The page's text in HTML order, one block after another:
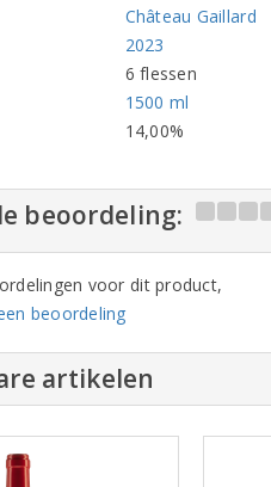
Château Gaillard
2023
6 flessen
1500 ml
14,00%
beoordeling:
voor dit product,
beoordeling
artikelen